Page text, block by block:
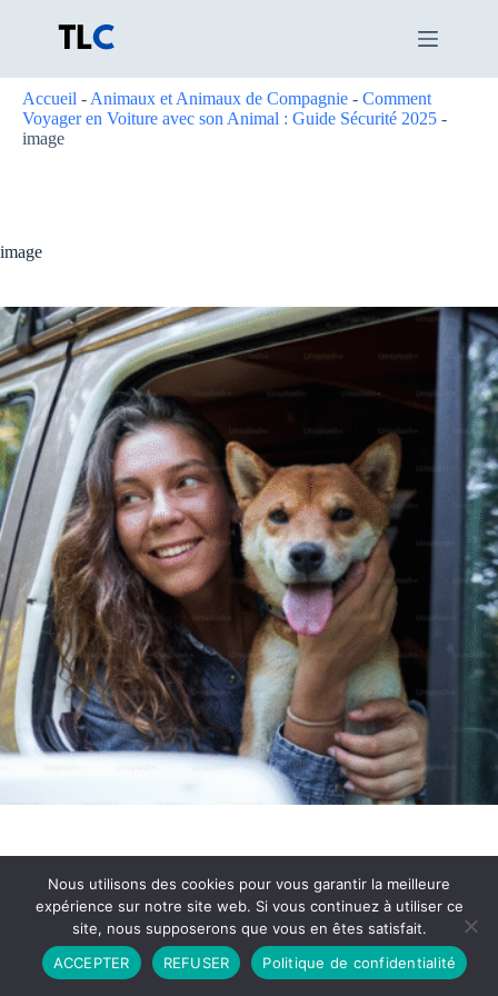
Accueil - Animaux et Animaux de Compagnie - Comment
Voyager en Voiture avec son Animal : Guide Sécurité 2025 -
image
image
Partenariat Contact
Politique de Confidentialité
CGU
Copyright © 2026 - Propulsé par DIEUDUDIABLE
Nous utilisons des cookies pour vous garantir la meilleure
expérience sur notre site web. Si vous continuez à utiliser ce
site, nous supposerons que vous en êtes satisfait.
ACCEPTER
REFUSER Politique de confidentialité